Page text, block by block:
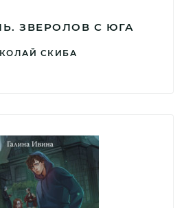
ЗВЕРОЛОВ С ЮГА
СКИБА